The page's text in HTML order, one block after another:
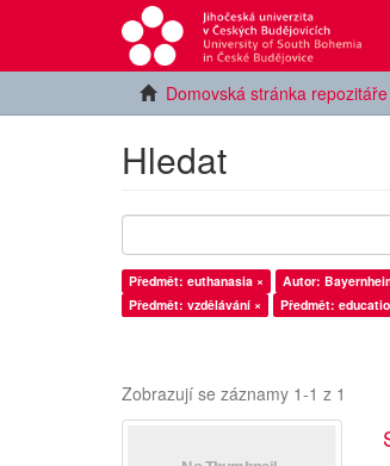
Domovská stránka
Hledat
Předmět: euthanasia × Autor:
Předmět: vzdělávání ×
Předmět:
Zobrazují se záznamy 1-1 z 1